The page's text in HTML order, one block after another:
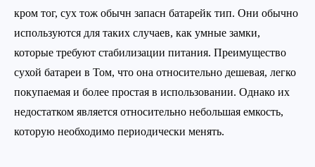
кром тог, сух тож обычн запасн батарейк тип. Они обычно
используются для таких случаев, как умные замки,
которые требуют стабилизации питания. Преимущество
сухой батареи в Том, что она относительно дешевая, легко
покупаемая и более простая в использовании. Однако их
недостатком является относительно небольшая емкость,
которую необходимо периодически менять.